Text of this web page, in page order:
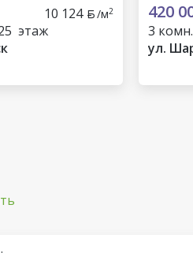
10 124 /м2
этаж
420
3 комн.
ул.